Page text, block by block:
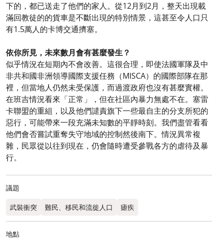
下的，都已送走了他們的家人。從12月到2月，整天出現載
滿回教徒的的貨車是不斷出現的特別情景，這甚至令人口只
有1.5萬人的卡博交通擠塞。
依你所見，未來數月會有甚麼發生？
似乎情況在短期內不會改善。這很合理，即使法國軍隊及中
非共和國非洲領導國際支援任務（MISCA）的國際部隊在那
裡，但當地人仍然未受保護，而過渡政府也沒有甚麼實權。
在班吉情況看來「正常」，但在社區內暴力無處不在。塞雷
卡聯盟的重組，以及他們譴責旗下一些最自主的分支所犯的
惡行，可能帶來一段充滿未知數的平靜時刻。我們盡管看看
他們會否嘗試重奪失守地域的控制然後南下。情況異常複
雜，民眾從以往到現在，仍會隨時遭受參戰各方的虐待及暴
行。
議題
武裝衝突 難民、移民和流徙人口 瘧疾
地點